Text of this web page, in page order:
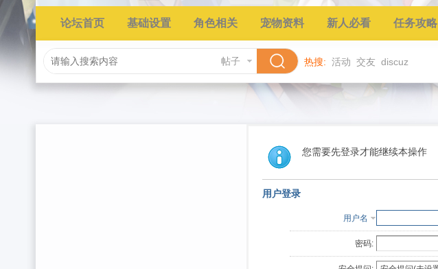
论坛首页 基础设置 角色相关 宠物资料 新人必看 任务攻略
帖子 热搜: 活动 交友 discuz
您需要先登录才能继续本操作
用户登录
用户名
密码: